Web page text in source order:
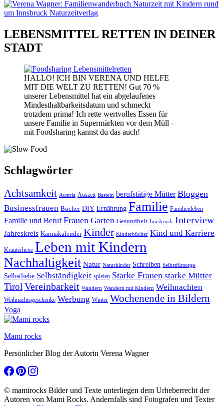
LEBENSMITTEL RETTEN IN DEINER
STADT
HALLO! ICH BIN VERENA UND HELFE
MIT DIE WELT ZU RETTEN! Gut 70 %
unserer Lebensmittel hat ein abgelaufenes
Mindesthaltbarkeitsdatum und schmeckt
trotzdem prima! Ich rette wertvolles Essen für
unsere Familie in Supermärkten vor dem Müll -
mit Foodsharing kannst du das auch!
Schlagwörter
Achtsamkeit Austria Auszeit Basteln berufstätige Mütter Bloggen
Businessfrauen Bücher DIY Ernährung Familie Familienleben
Familie und Beruf Frauen Garten Gesundheit Innsbruck Interview
Jahreskreis Karmakalender Kinder Kinderbücher Kind und Karriere
Kräuterhexe Leben mit Kindern
Nachhaltigkeit Natur Naturkinder Schreiben Selbstfürsorge
Selbstliebe Selbständigkeit spielen Starke Frauen starke Mütter
Tirol Vereinbarkeit Wandern Wandern mit Kindern Weihnachten
Weihnachtsgeschenke Werbung Winter Wochenende in Bildern
Yoga
Mami rocks
Persönlicher Blog der Autorin Verena Wagner
© mamirocks Bilder und Texte unterliegen dem Urheberrecht der
Autoren von Mami Rocks. Andernfalls sind Fotografen und Texter